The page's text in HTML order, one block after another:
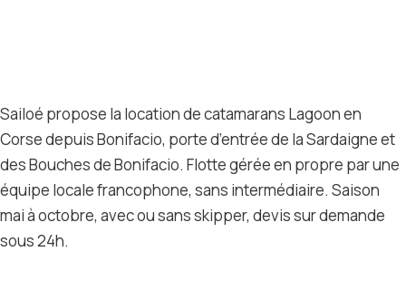
Sailoé propose la location de catamarans Lagoon en
Corse depuis Bonifacio, porte d’entrée de la Sardaigne et
des Bouches de Bonifacio. Flotte gérée en propre par une
équipe locale francophone, sans intermédiaire. Saison
mai à octobre, avec ou sans skipper, devis sur demande
sous 24h.